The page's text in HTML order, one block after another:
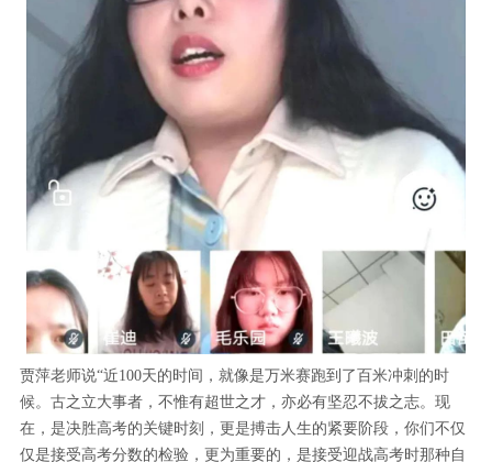
贾萍老师说“近100天的时间，就像是万米赛跑到了百米冲刺的时
候。古之立大事者，不惟有超世之才，亦必有坚忍不拔之志。现
在，是决胜高考的关键时刻，更是搏击人生的紧要阶段，你们不仅
仅是接受高考分数的检验，更为重要的，是接受迎战高考时那种自